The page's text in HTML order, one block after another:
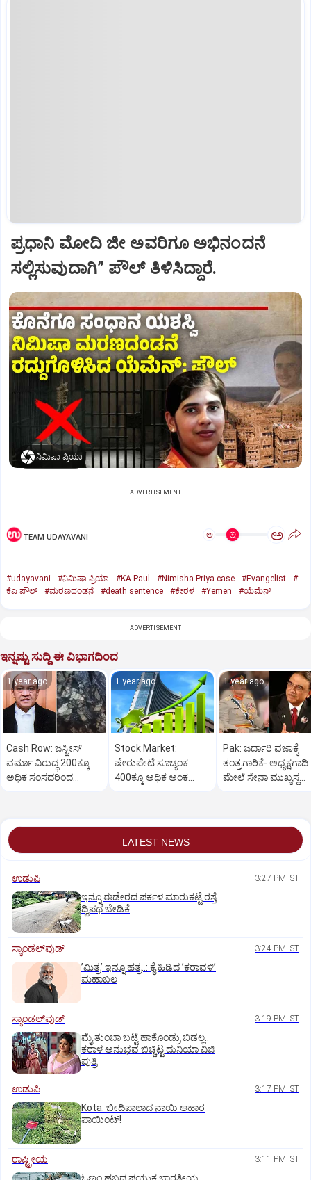
ಪ್ರಧಾನಿ ಮೋದಿ ಜೀ ಅವರಿಗೂ ಅಭಿನಂದನೆ
ಸಲ್ಲಿಸುವುದಾಗಿ” ಪೌಲ್‌ ತಿಳಿಸಿದ್ದಾರೆ.
ನಿಮಿಷಾ ಪ್ರಿಯಾ
ADVERTISEMENT
TEAM UDAYAVANI ಅ ಅ
#udayavani #ನಿಮಿಷಾ ಪ್ರಿಯಾ #KA Paul #Nimisha Priya case #Evangelist
#
ಕೆಎ ಪೌಲ್
#ಮರಣದಂಡನೆ #death sentence #ಕೇರಳ #Yemen #ಯೆಮೆನ್‌
ADVERTISEMENT
ಇನ್ನಷ್ಟು ಸುದ್ದಿ ಈ ವಿಭಾಗದಿಂದ
1 year ago
Cash Row: ಜಸ್ಟೀಸ್‌
ವರ್ಮಾ ವಿರುದ್ಧ 200ಕ್ಕೂ
ಅಧಿಕ ಸಂಸದರಿಂದ
1 year ago
Stock Market:
ಷೇರುಪೇಟೆ ಸೂಚ್ಯಂಕ
400ಕ್ಕೂ ಅಧಿಕ ಅಂಕ
1 year ago
Pak: ಜರ್ದಾರಿ ವಜಾಕ್ಕೆ
ತಂತ್ರಗಾರಿಕೆ- ಅಧ್ಯಕ್ಷಗಾದಿ
ಮೇಲೆ ಸೇನಾ ಮುಖ್ಯಸ್ಥ
LATEST NEWS
ಉಡುಪಿ 3:27 PM IST
ಇನ್ನೂ ಈಡೇರದ ಪರ್ಕಳ ಮಾರುಕಟ್ಟೆ ರಸ್ತೆ
ದ್ವಿಪಥ ಬೇಡಿಕೆ
ಸ್ಯಾಂಡಲ್‌ವುಡ್‌ 3:24 PM IST
ʼಮಿತ್ರʼ ಇನ್ನೂ ಹತ್ರ..: ಕೈ ಹಿಡಿದ ʼಕರಾವಳಿʼ
ಮಹಾಬಲ
ಸ್ಯಾಂಡಲ್‌ವುಡ್‌ 3:19 PM IST
ಮೈ ತುಂಬಾ ಬಟ್ಟೆ ಹಾಕೊಂಡ್ರು ಬಿಡಲ್ಲ..
ಕರಾಳ ಅನುಭವ ಬಿಚ್ಚಿಟ್ಟ ದುನಿಯಾ ವಿಜಿ
ಪುತ್ರಿ
ಉಡುಪಿ 3:17 PM IST
Kota: ಬೀದಿಪಾಲಾದ ನಾಯಿ ಆಹಾರ
ಪಾಯಿಂಟ್‌!
ರಾಷ್ಟ್ರೀಯ 3:11 PM IST